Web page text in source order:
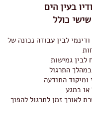
בעין הים
כולל
לבין עבודה נכונה של
לבין גמישות
התרגול
ומיקוד התודעה
או במגע
לאורך זמן לתרגול להפוך